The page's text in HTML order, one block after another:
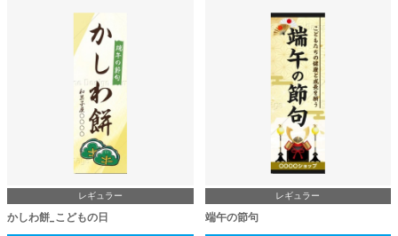
レギュラー
かしわ餅_こどもの日
レギュラー
端午の節句